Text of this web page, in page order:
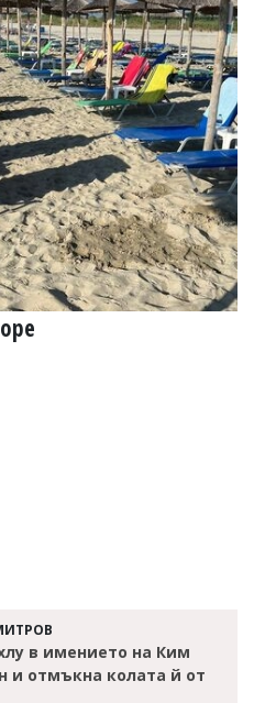
в имението на Ким
и отмъкна колата й от